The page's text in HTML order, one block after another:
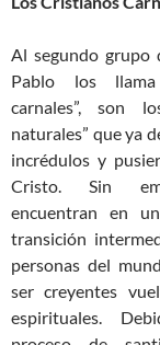
Al segundo grupo
Pablo los llama
carnales”, son
naturales” que ya
incrédulos y
Cristo. Sin
encuentran en
transición
personas del
ser creyentes
espirituales.